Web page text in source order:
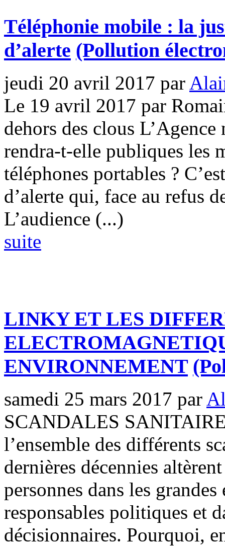
Téléphonie mobile : la
d’alerte (Pollution
jeudi 20 avril 2017 par
Le 19 avril 2017 par
dehors des clous
rendra-t-elle publiques les
téléphones portables ?
d’alerte qui, face au refus
L’audience (...)
suite
LINKY ET LES
ENVIRONNEMENT
samedi 25 mars 2017 par
SCANDALES
l’ensemble des différents
dernières décennies
personnes dans les
responsables politiques et
décisionnaires. Pourquoi,